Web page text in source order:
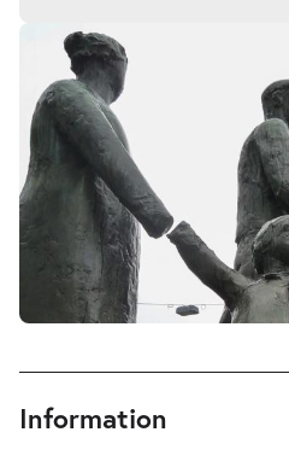
Machinal
22.01.2027
Fr. 22.01.2027
19:30 Uhr
Machinal
Mi.
03.02.2027
Mi. 03.02.2027
Information